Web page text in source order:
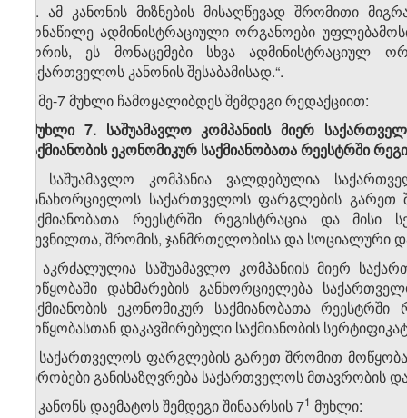
„3. ამ კანონის მიზნების მისაღწევად შრომითი
მონაწილე ადმინისტრაციული ორგანოები
შორის, ეს მონაცემები სხვა ადმინისტრაციულ
საქართველოს კანონის შესაბამისად.“.
5. მე-7 მუხლი ჩამოყალიბდეს შემდეგი რედაქციით:
„მუხლი 7. საშუამავლო კომპანიის მიერ
საქმიანობის ეკონომიკურ საქმიანობათა რეესტრში
1. საშუამავლო კომპანია ვალდებულია
განახორციელოს საქართველოს ფარგლების გარეთ
საქმიანობათა რეესტრში რეგისტრაცია და
დევნილთა, შრომის, ჯანმრთელობისა და სოციალური
2. აკრძალულია საშუამავლო კომპანიის მიერ
მოწყობაში დახმარების განხორციელება
საქმიანობის ეკონომიკურ საქმიანობათა
მოწყობასთან დაკავშირებული საქმიანობის
3. საქართველოს ფარგლების გარეთ შრომით
პირობები განისაზღვრება საქართველოს მთავრობის
6. კანონს დაემატოს შემდეგი შინაარსის 7​1 მუხლი: